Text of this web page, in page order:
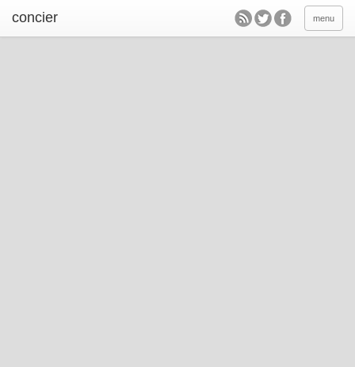
concier menu